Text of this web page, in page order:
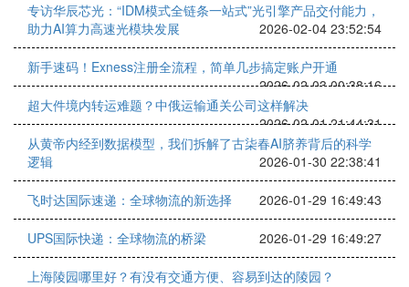
专访华辰芯光：“IDM模式全链条一站式”光引擎产品交付能力，
助力AI算力高速光模块发展
2026-02-04 23:52:54
新手速码！Exness注册全流程，简单几步搞定账户开通
2026-02-03 00:38:16
超大件境内转运难题？中俄运输通关公司这样解决
2026-02-01 21:44:31
从黄帝内经到数据模型，我们拆解了古柒春AI脐养背后的科学
逻辑
2026-01-30 22:38:41
飞时达国际速递：全球物流的新选择 2026-01-29 16:49:43
UPS国际快递：全球物流的桥梁 2026-01-29 16:49:27
上海陵园哪里好？有没有交通方便、容易到达的陵园？